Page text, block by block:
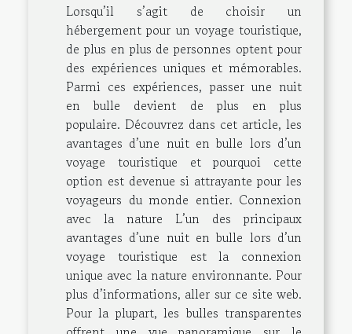
Lorsqu’il s’agit de choisir un
hébergement pour un voyage touristique,
de plus en plus de personnes optent pour
des expériences uniques et mémorables.
Parmi ces expériences, passer une nuit
en bulle devient de plus en plus
populaire. Découvrez dans cet article, les
avantages d’une nuit en bulle lors d’un
voyage touristique et pourquoi cette
option est devenue si attrayante pour les
voyageurs du monde entier. Connexion
avec la nature L’un des principaux
avantages d’une nuit en bulle lors d’un
voyage touristique est la connexion
unique avec la nature environnante. Pour
plus d’informations, aller sur ce site web.
Pour la plupart, les bulles transparentes